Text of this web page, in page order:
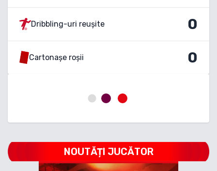
Dribbling-uri reușite 0
Cartonașe roșii 0
NOUTĂȚI JUCĂTOR